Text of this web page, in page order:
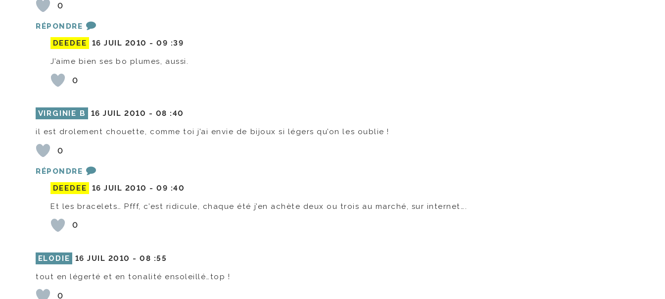
0
RÉPONDRE
DEEDEE
16 JUIL 2010 -09 :39
J’aime bien ses bo plumes, aussi.
0
VIRGINIE B 16 JUIL 2010 - 08 :40
il est drolement chouette, comme toi j’ai envie de bijoux si légers qu’on les oublie !
0
RÉPONDRE
DEEDEE
16 JUIL 2010 -09 :40
Et les bracelets… Pfff, c’est ridicule, chaque été j’en achète deux ou trois au marché, sur internet….
0
ELODIE 16 JUIL 2010 -08 :55
tout en légerté et en tonalité ensoleillé…top !
0